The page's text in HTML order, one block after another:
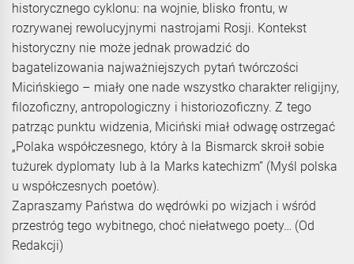
historycznego cyklonu: na wojnie, blisko frontu, w
rozrywanej rewolucyjnymi nastrojami Rosji. Kontekst
historyczny nie może jednak prowadzić do
bagatelizowania najważniejszych pytań twórczości
Micińskiego – miały one nade wszystko charakter religijny,
filozoficzny, antropologiczny i historiozoficzny. Z tego
patrząc punktu widzenia, Miciński miał odwagę ostrzegać
„Polaka współczesnego, który à la Bismarck skroił sobie
tużurek dyplomaty lub à la Marks katechizm” (Myśl polska
u współczesnych poetów).
Zapraszamy Państwa do wędrówki po wizjach i wśród
przestróg tego wybitnego, choć niełatwego poety… (Od
Redakcji)